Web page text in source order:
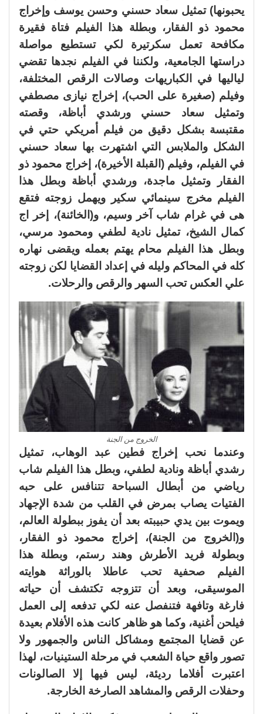
يحبونها) تمثيل سعاد حسني وحسن يوسف وإخراج
محمود ذو الفقار، وبطلة هذا الفيلم فتاة فقيرة
مكافحة تعمل سكرتيرة لكي تستطيع مواصلة
دراستها الجامعية، ولكننا في الفيلم نجدها تقضي
لياليها في الكباريهات وصالات الرقص المختلفة،
وفيلم (صغيرة على الحب)، إخراج نيازى مصطفي
وتمثيل سعاد حسني ورشدي أباظة، وقصته
مقتبسة بشكل دقيق من فيلم أمريكي حتي في
الشكل والملابس التي اشتهرت بها سعاد حسني
في الفيلم، وفيلم (القبلة الأخيرة)، إخراج محمود ذو
الفقار وتمثيل ماجدة، ورشدي أباظة وبطل هذا
الفيلم مخرج سينمائي سكير ويهمل زوجته فتقع
هى في غرام شاب آخر وسيم، و(الخائنة)، إخر اج
كمال الشيخ، تمثيل نادية لطفي ومحمود مرسي،
وبطل هذا الفيلم محام يهتم بعمله ويقضى نهاره
كله في المحاكم وليله في إعداد القضايا لكن زوجته
علي العكس تحب السهر والرقص والرحلات.
الخروج من الجنة
وعندما نحب إخراج فطين عبد الوهاب، تمثيل
رشدي أباظة ونادية لطفي، وبطل هذا الفيلم شاب
رياضي من أبطال السباحة تتنافس على حبه
الفتيات يصاب بمرض في القلب من شدة الإجهاد
ويموت بين يدي حبيبته بعد أن يفوز ببطولة العالم،
و(الخروج من الجنة)، إخراج محمود ذو الفقار،
وبطولة فريد الأطرش وهند رستم، وبطلة هذا
الفيلم صحفية تحب عاطلا بالوراثة هوايته
الموسيقى، وبعد أن تتزوجه تكتشف أن حياته
فارغة وتافهة فتنفصل عنه لكي تدفعه إلى العمل
فيلحن أغنية، وكما هو ظاهر كانت هذه الأفلام بعيدة
عن قضايا المجتمع ومشاكل الناس والجمهور ولا
تصور واقع حياة الشعب في مرحلة الستينيات، لهذا
اعتبرت أفلاما رديئة، ليس فيها إلا الصالونات
وحفلات الرقص والمشاهد الصارخة الخارجة.